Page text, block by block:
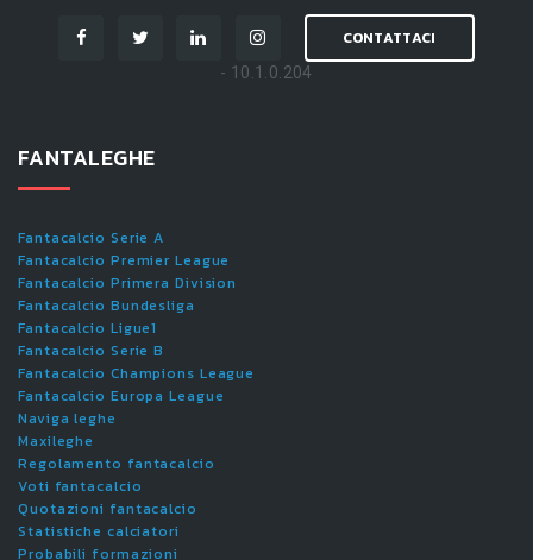
CONTATTACI
- 10.1.0.204
FANTALEGHE
Fantacalcio Serie A
Fantacalcio Premier League
Fantacalcio Primera Division
Fantacalcio Bundesliga
Fantacalcio Ligue1
Fantacalcio Serie B
Fantacalcio Champions League
Fantacalcio Europa League
Naviga leghe
Maxileghe
Regolamento fantacalcio
Voti fantacalcio
Quotazioni fantacalcio
Statistiche calciatori
Probabili formazioni